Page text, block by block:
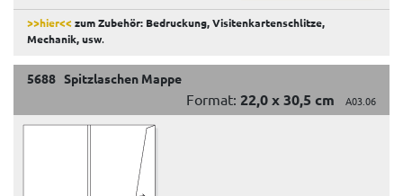
>>hier<<zum Zubehör: Bedruckung, Visitenkartenschlitze,
Mechanik, usw.
5688 Spitzlaschen Mappe
Format: 22,0 x 30,5 cm A03.06